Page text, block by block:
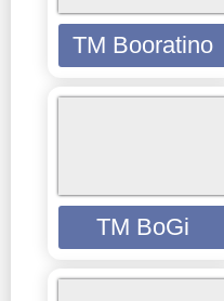
TM Booratino
ТМ BoGi